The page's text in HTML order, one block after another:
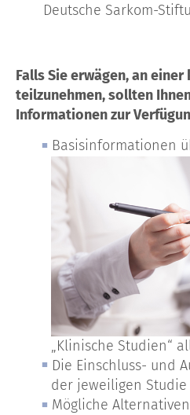
Deutsche Sarkom-
Falls Sie erwägen, an
teilzunehmen, sollten
Informationen zur
Basisinformationen
„Klinische Studien“
Die Einschluss- und
der jeweiligen Studie
Mögliche